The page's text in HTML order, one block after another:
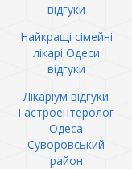
відгуки
Найкращі сімейні
лікарі Одеси
відгуки
Лікаріум відгуки
Гастроентеролог
Одеса
Суворовський
район